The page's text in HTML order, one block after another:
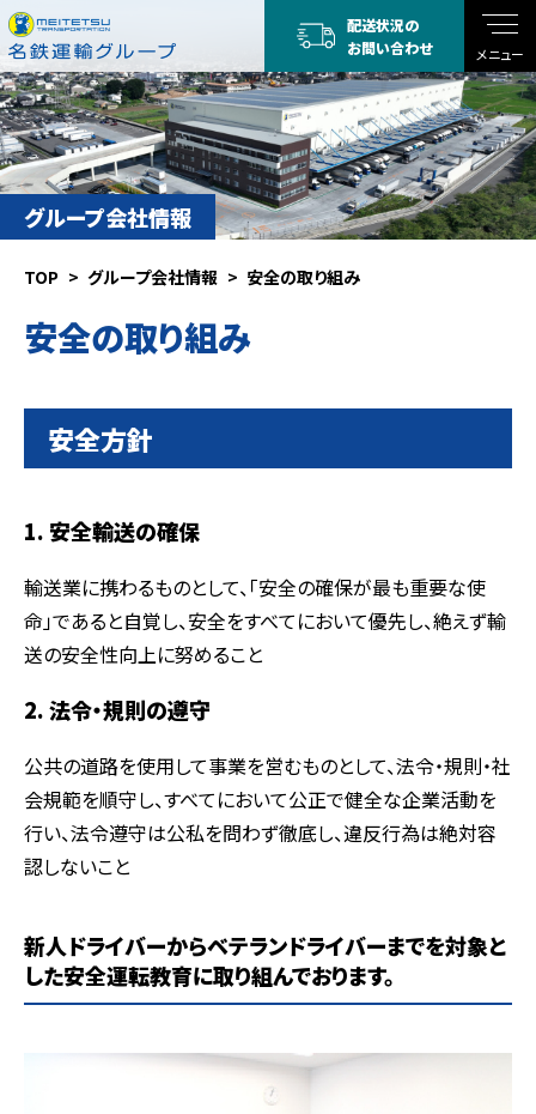
メニュー
配送状況の
お問い合わせ
グループ会社情報
TOP グループ会社情報 安全の取り組み
安全の取り組み
安全方針
1. 安全輸送の確保
輸送業に携わるものとして、「安全の確保が最も重要な使
命」であると自覚し、安全をすべてにおいて優先し、絶えず輸
送の安全性向上に努めること
2. 法令・規則の遵守
公共の道路を使用して事業を営むものとして、法令・規則・社
会規範を順守し、すべてにおいて公正で健全な企業活動を
行い、法令遵守は公私を問わず徹底し、違反行為は絶対容
認しないこと
新人ドライバーからベテランドライバーまでを対象と
した安全運転教育に取り組んでおります。